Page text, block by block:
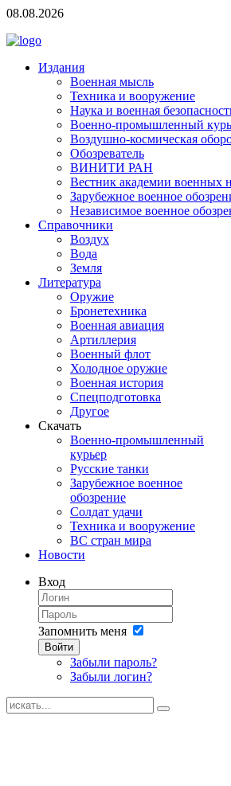
08.08.2026
Издания
Военная мысль
Техника и вооружение
Наука и военная
Военно-промышленный
Воздушно-космическая
Обозреватель
ВИНИТИ РАН
Вестник академии военных
Зарубежное военное
Независимое военное
Справочники
Воздух
Вода
Земля
Литература
Оружие
Бронетехника
Военная авиация
Артиллерия
Военный флот
Холодное оружие
Военная история
Спецподготовка
Другое
Скачать
Военно-промышленный
курьер
Русские танки
Зарубежное военное
обозрение
Солдат удачи
Техника и вооружение
ВС стран мира
Новости
Вход
Запомнить меня
Войти
Забыли пароль?
Забыли логин?